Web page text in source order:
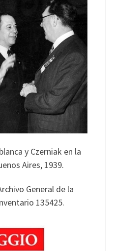
y Czerniak en la
Aires, 1939.
General de la
135425.